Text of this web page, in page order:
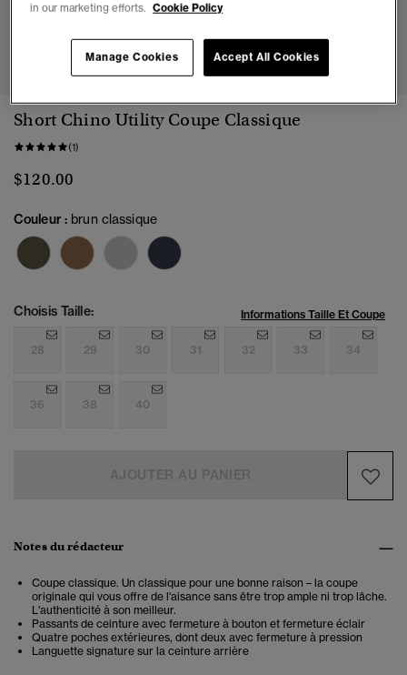
1 2 3 4 5 6
Short Chino Utility Coupe Classique
(1)
$120.00
Couleur : brun classique
Choisis Taille: Informations Taille Et Coupe
28 29 30 31 32 33 34
36 38 40
Notes du rédacteur
Coupe classique. Un classique pour une bonne raison – la coupe
originale qui vous offre de l'aisance sans être trop ample ni trop lâche.
L'authenticité à son meilleur.
Passants de ceinture avec fermeture à bouton et fermeture éclair
Quatre poches extérieures, dont deux avec fermeture à pression
Languette signature sur la ceinture arrière
in our marketing efforts. Cookie Policy
Accept All Cookies
Manage Cookies